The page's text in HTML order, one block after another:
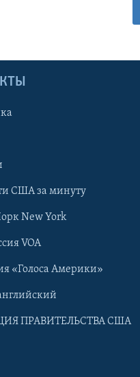
США за минуту
New York
VOA
«Голоса Америки»
ПРАВИТЕЛЬСТВА США